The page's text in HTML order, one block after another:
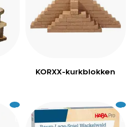
KORXX-kurkblokken
179
Excl.
79
Excl.